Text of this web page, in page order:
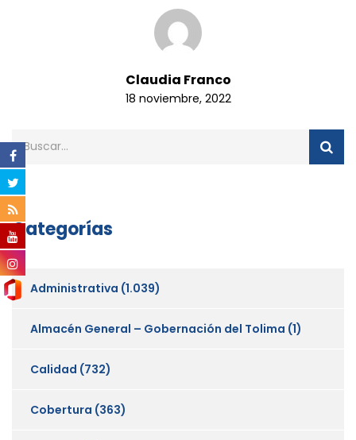
Claudia Franco
18 noviembre, 2022
Categorías
Administrativa (1.039)
Almacén General – Gobernación del Tolima (1)
Calidad (732)
Cobertura (363)